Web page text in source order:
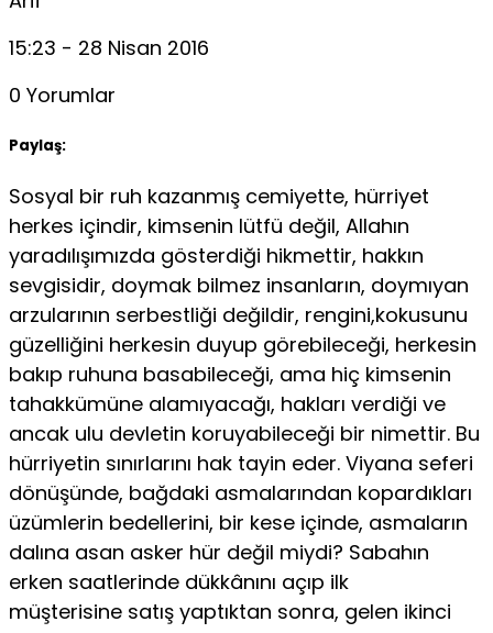
15:23 - 28 Nisan 2016
0 Yorumlar
Paylaş:
Sosyal bir ruh kazanmış cemiyette, hürriyet
herkes içindir, kimsenin lütfü değil, Allahın
yaradılışımızda gösterdiği hikmettir, hakkın
sevgisidir, doymak bilmez insanların, doymıyan
arzularının serbestliği değildir, rengini,kokusunu
güzelliğini herkesin duyup görebileceği, herkesin
bakıp ruhuna basabileceği, ama hiç kimsenin
tahakkümüne alamıyacağı, hakları verdiği ve
ancak ulu devletin koruyabileceği bir nimettir. Bu
hürriyetin sınırlarını hak tayin eder. Viyana seferi
dönüşünde, bağdaki asmalarından kopardıkları
üzümlerin bedellerini, bir kese içinde, asmaların
dalına asan asker hür değil miydi? Sabahın
erken saatlerinde dükkânını açıp ilk
müşterisine satış yaptıktan sonra, gelen ikinci